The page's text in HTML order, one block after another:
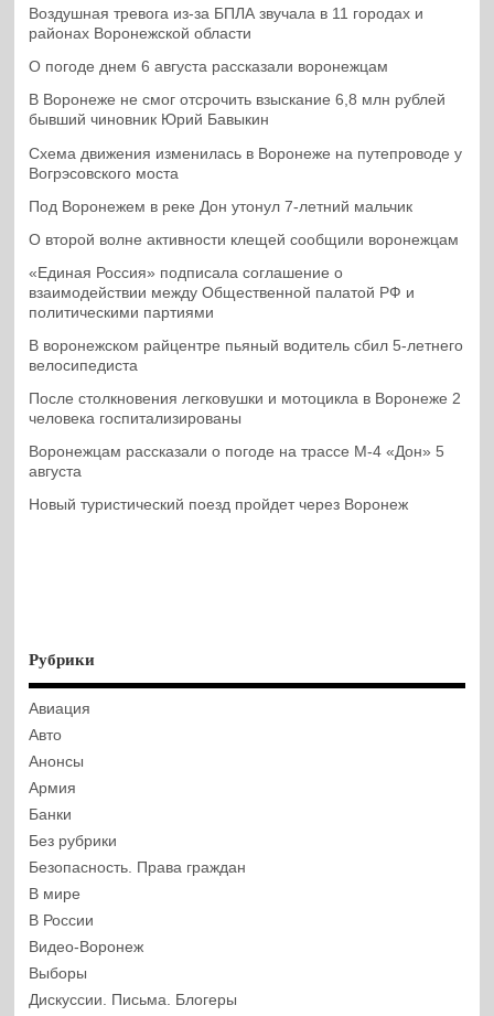
Воздушная тревога из-за БПЛА звучала в 11 городах и
районах Воронежской области
О погоде днем 6 августа рассказали воронежцам
В Воронеже не смог отсрочить взыскание 6,8 млн рублей
бывший чиновник Юрий Бавыкин
Схема движения изменилась в Воронеже на путепроводе у
Вогрэсовского моста
Под Воронежем в реке Дон утонул 7-летний мальчик
О второй волне активности клещей сообщили воронежцам
«Единая Россия» подписала соглашение о
взаимодействии между Общественной палатой РФ и
политическими партиями
В воронежском райцентре пьяный водитель сбил 5-летнего
велосипедиста
После столкновения легковушки и мотоцикла в Воронеже 2
человека госпитализированы
Воронежцам рассказали о погоде на трассе М-4 «Дон» 5
августа
Новый туристический поезд пройдет через Воронеж
Рубрики
Авиация
Авто
Анонсы
Армия
Банки
Без рубрики
Безопасность. Права граждан
В мире
В России
Видео-Воронеж
Выборы
Дискуссии. Письма. Блогеры